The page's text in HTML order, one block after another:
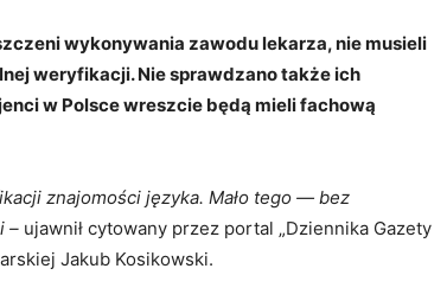
wykonywania zawodu lekarza, nie musieli
weryfikacji. Nie sprawdzano także ich
w Polsce wreszcie będą mieli fachową
znajomości języka. Mało tego — bez
– ujawnił cytowany przez portal „Dziennika Gazety
Jakub Kosikowski.